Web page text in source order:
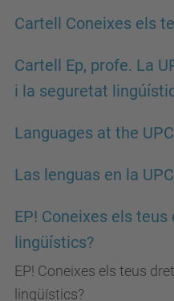
Cartell Coneixes els
Cartell Ep, profe. La
i la seguretat
Languages at the UPC
Las lenguas en la UPC
EP! Coneixes els teus
lingüístics?
EP! Coneixes els teus
lingüístics?